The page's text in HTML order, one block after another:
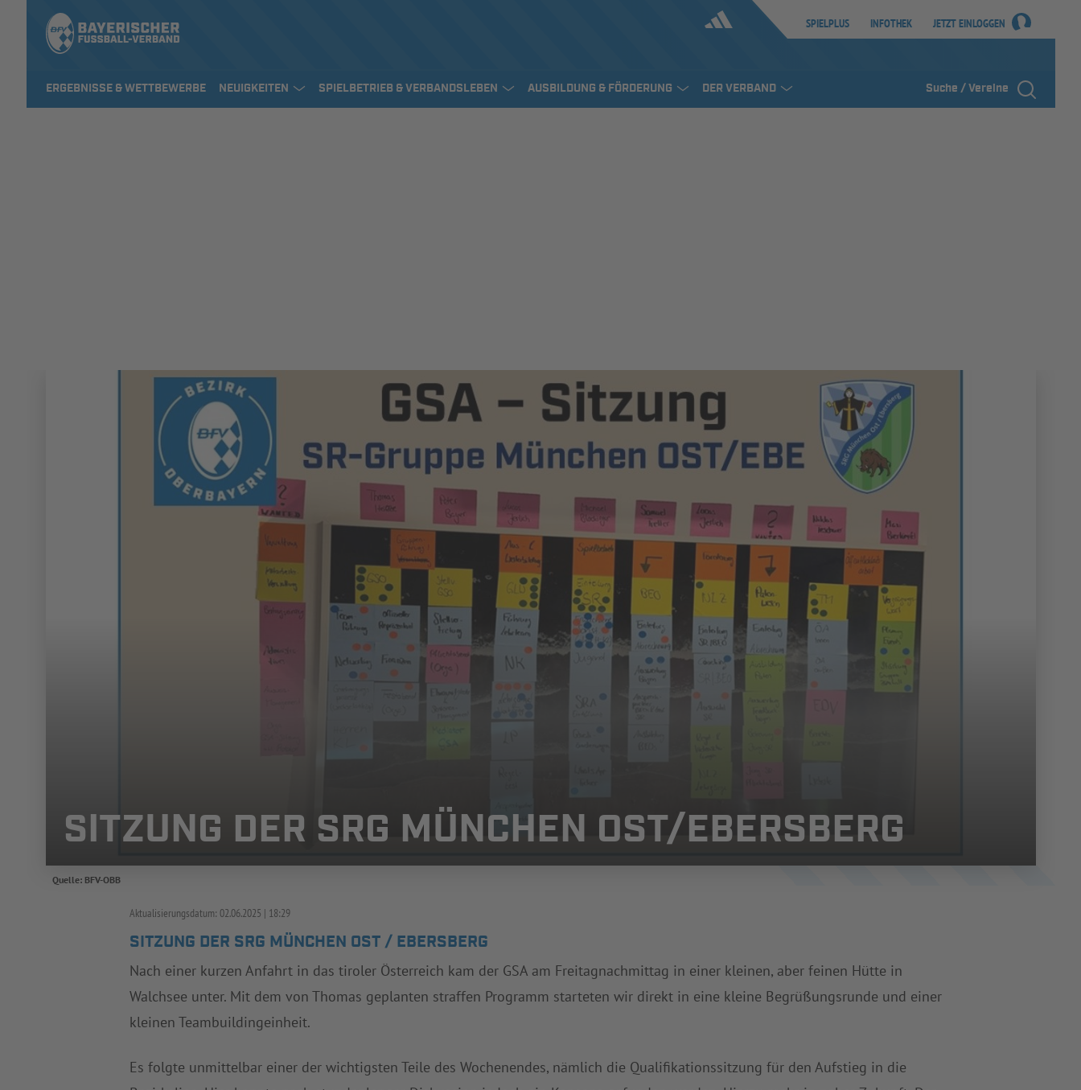
SPIELPLUS INFOTHEK JETZT EINLOGGEN
ERGEBNISSE & WETTBEWERBE NEUIGKEITEN SPIELBETRIEB & VERBANDSLEBEN AUSBILDUNG & FÖRDERUNG DER VERBAND Suche / Vereine
Quelle: BFV-OBB
SITZUNG DER SRG MÜNCHEN OST/EBERSBERG
Aktualisierungsdatum: 02.06.2025 18:29
SITZUNG DER SRG MÜNCHEN OST / EBERSBERG
Nach einer kurzen Anfahrt in das tiroler Österreich kam der GSA am Freitagnachmittag in einer kleinen, aber feinen Hütte in
Walchsee unter. Mit dem von Thomas geplanten straffen Programm starteten wir direkt in eine kleine Begrüßungsrunde und einer
kleinen Teambuildingeinheit.
Es folgte unmittelbar einer der wichtigsten Teile des Wochenendes, nämlich die Qualifikationssitzung für den Aufstieg in die